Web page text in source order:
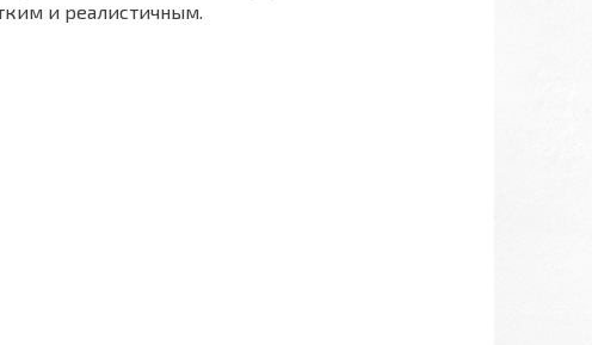
и реалистичным.